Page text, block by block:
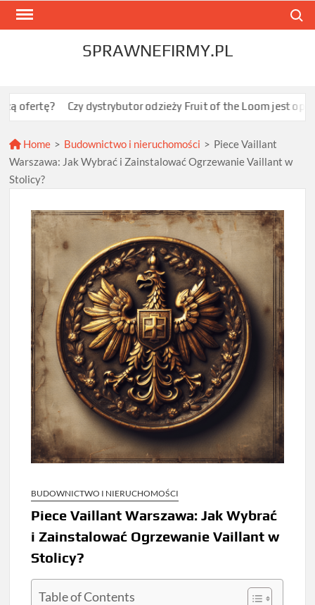
Skip
SPRAWNEFIRMY.PL
Czy dystrybutor odzieży Fruit of the Loom jest opłacalny
Home > Budownictwo i nieruchomości > Piece Vaillant
Warszawa: Jak Wybrać i Zainstalować Ogrzewanie Vaillant w
Stolicy?
BUDOWNICTWO I NIERUCHOMOŚCI
Piece Vaillant Warszawa: Jak Wybrać
i Zainstalować Ogrzewanie Vaillant w
Stolicy?
Table of Contents